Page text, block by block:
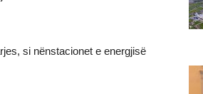
si nënstacionet e energjisë